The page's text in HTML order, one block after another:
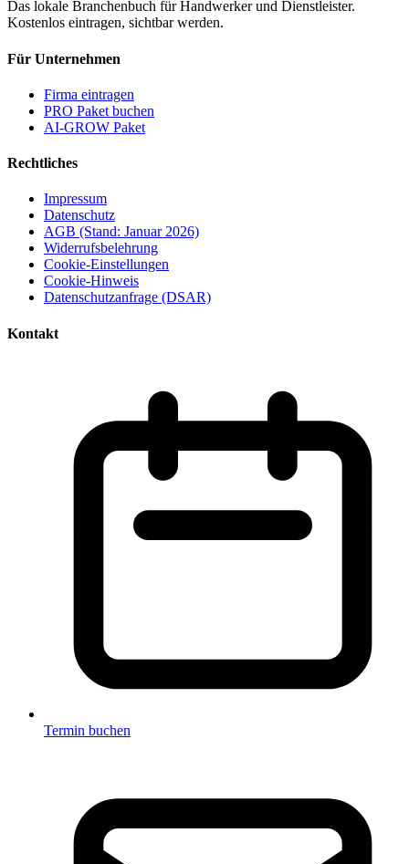
Das lokale Branchenbuch für Handwerker und Dienstleister.
Kostenlos eintragen, sichtbar werden.
Für Unternehmen
Firma eintragen
PRO Paket buchen
AI-GROW Paket
Rechtliches
Impressum
Datenschutz
AGB (Stand: Januar 2026)
Widerrufsbelehrung
Cookie-Einstellungen
Cookie-Hinweis
Datenschutzanfrage (DSAR)
Kontakt
Termin buchen